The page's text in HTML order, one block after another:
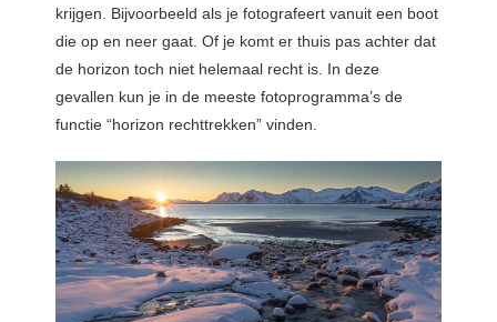
krijgen. Bijvoorbeeld als je fotografeert vanuit een boot
die op en neer gaat. Of je komt er thuis pas achter dat
de horizon toch niet helemaal recht is. In deze
gevallen kun je in de meeste fotoprogramma’s de
functie “horizon rechttrekken” vinden.